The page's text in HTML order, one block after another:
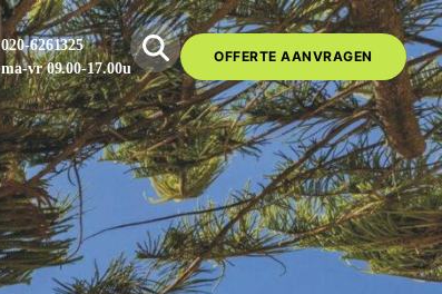
020-6261325
ma-vr 09.00-17.00u
OFFERTE AANVRAGEN